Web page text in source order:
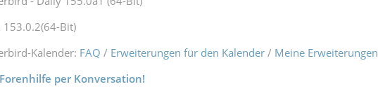
153.0.2(64-Bit)
Kalender: FAQ / Erweiterungen für den Kalender/ Meine Erweiterungen
per Konversation!